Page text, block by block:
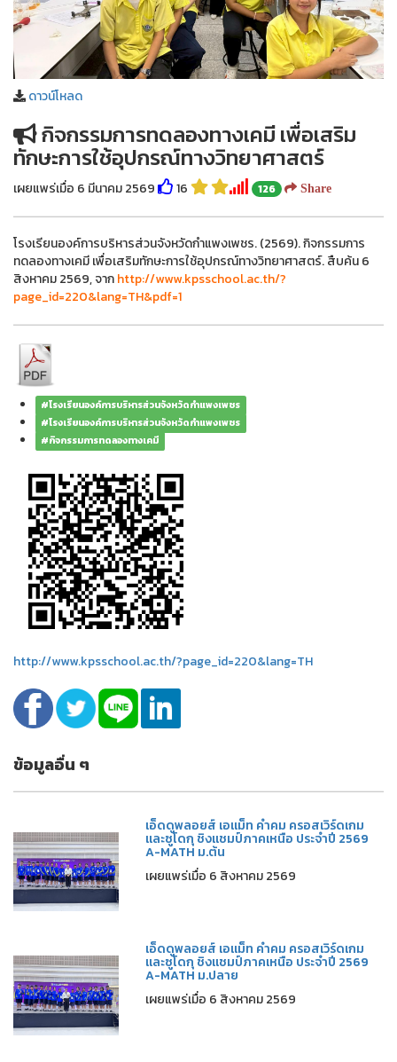
ดาวน์โหลด
กิจกรรมการทดลองทางเคมี เพื่อเสริม
ทักษะการใช้อุปกรณ์ทางวิทยาศาสตร์
เผยแพร่เมื่อ 6 มีนาคม 2569 16 126 Share
โรงเรียนองค์การบริหารส่วนจังหวัดกำแพงเพชร. (2569). กิจกรรมการ
ทดลองทางเคมี เพื่อเสริมทักษะการใช้อุปกรณ์ทางวิทยาศาสตร์. สืบค้น 6
สิงหาคม 2569, จากhttp://www.kpsschool.ac.th/?
page_id=220&lang=TH&pdf=1
#โรงเรียนองค์การบริหารส่วนจังหวัดกำแพงเพชร
#โรงเรียนองค์การบริหารส่วนจังหวัดกำแพงเพชร
#กิจกรรมการทดลองทางเคมี
http://www.kpsschool.ac.th/?page_id=220&lang=TH
ข้อมูลอื่น ๆ
เอ็ดดูพลอยส์ เอแม็ท คำคม ครอสเวิร์ดเกม
และซูโดกุ ชิงแชมป์ภาคเหนือ ประจำปี 2569
A-MATH ม.ต้น
เผยแพร่เมื่อ 6 สิงหาคม 2569
เอ็ดดูพลอยส์ เอแม็ท คำคม ครอสเวิร์ดเกม
และซูโดกุ ชิงแชมป์ภาคเหนือ ประจำปี 2569
A-MATH ม.ปลาย
เผยแพร่เมื่อ 6 สิงหาคม 2569